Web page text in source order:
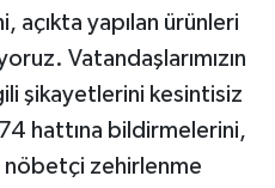
yapılan ürünleri
Vatandaşlarımızın
şikayetlerini kesintisiz
hattına bildirmelerini,
nöbetçi zehirlenme